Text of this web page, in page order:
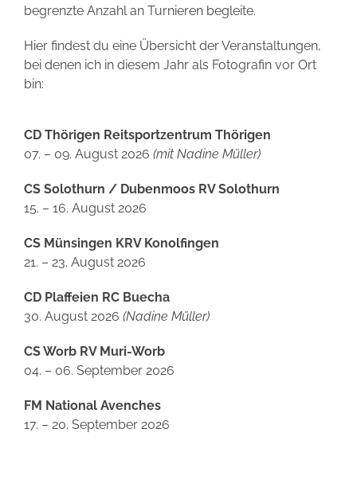
begrenzte Anzahl an Turnieren begleite.
Hier findest du eine Übersicht der Veranstaltungen,
bei denen ich in diesem Jahr als Fotografin vor Ort
bin:
CD Thörigen Reitsportzentrum Thörigen
07. – 09. August 2026 (mit Nadine Müller)
CS Solothurn / Dubenmoos RV Solothurn
15. – 16. August 2026
CS Münsingen KRV Konolfingen
21. – 23. August 2026
CD Plaffeien RC Buecha
30. August 2026 (Nadine Müller)
CS Worb RV Muri-Worb
04. – 06. September 2026
FM National Avenches
17. – 20. September 2026